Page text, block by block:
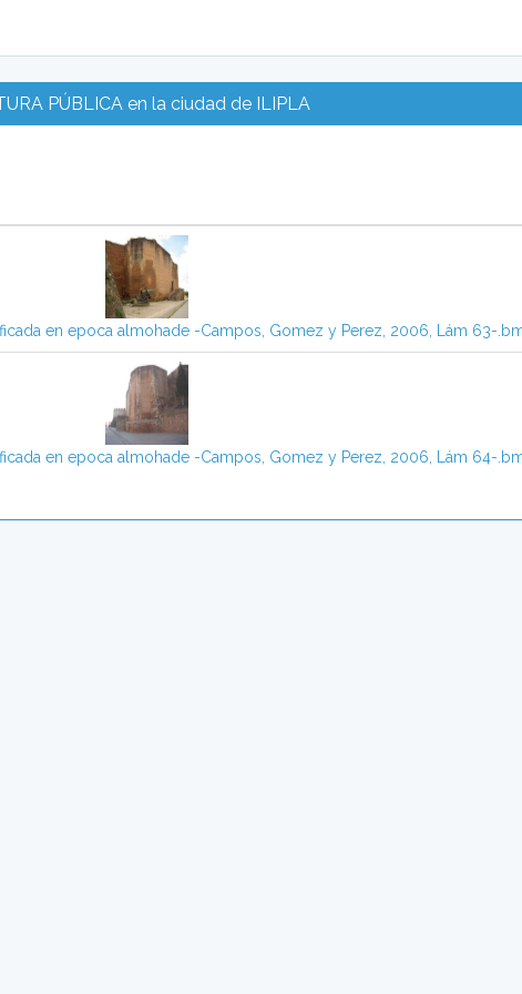
PÚBLICA en la ciudad de ILIPLA
en epoca almohade -Campos, Gomez y Perez, 2006, Lám 63-
en epoca almohade -Campos, Gomez y Perez, 2006, Lám 64-